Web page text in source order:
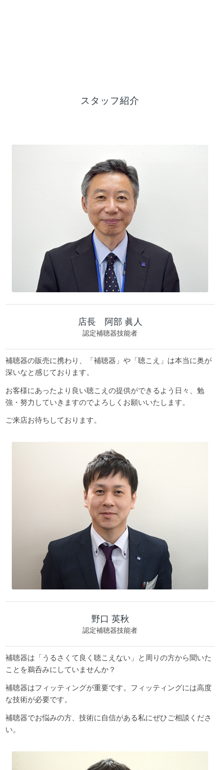
スタッフ紹介
店長 阿部 眞人
認定補聴器技能者
補聴器の販売に携わり、「補聴器」や「聴こえ」は本当に奥が
深いなと感じております。
お客様にあったより良い聴こえの提供ができるよう日々、勉
強・努力していきますのでよろしくお願いいたします。
ご来店お待ちしております。
野口 英秋
認定補聴器技能者
補聴器は「うるさくて良く聴こえない」と周りの方から聞いた
ことを鵜呑みにしていませんか？
補聴器はフィッティングが重要です。フィッティングには高度
な技術が必要です。
補聴器でお悩みの方、技術に自信がある私にぜひご相談くださ
い。